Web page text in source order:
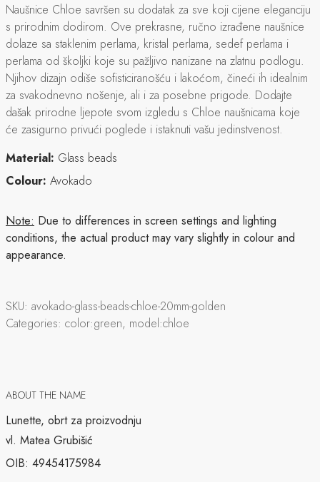
Naušnice Chloe savršen su dodatak za sve koji cijene eleganciju
s prirodnim dodirom. Ove prekrasne, ručno izrađene naušnice
dolaze sa staklenim perlama, kristal perlama, sedef perlama i
perlama od školjki koje su pažljivo nanizane na zlatnu podlogu.
Njihov dizajn odiše sofisticiranošću i lakoćom, čineći ih idealnim
za svakodnevno nošenje, ali i za posebne prigode. Dodajte
dašak prirodne ljepote svom izgledu s Chloe naušnicama koje
će zasigurno privući poglede i istaknuti vašu jedinstvenost.
Material: Glass beads
Colour: Avokado
Note: Due to differences in screen settings and lighting
conditions, the actual product may vary slightly in colour and
appearance.
SKU: avokado-glass-beads-chloe-20mm-golden
Categories: color:green, model:chloe
ABOUT THE NAME
Lunette, obrt za proizvodnju
vl. Matea Grubišić
OIB: 49454175984